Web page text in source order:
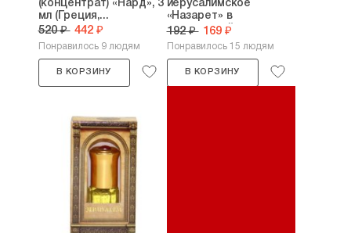
(концентрат) «Нард», 3
мл (Греция,...
520 ₽ 442 ₽
Понравилось 9 людям
В КОРЗИНУ
иерусалимское
«Назарет» в
подарочной...
192 ₽ 169 ₽
Понравилось 15 людям
В КОРЗИНУ